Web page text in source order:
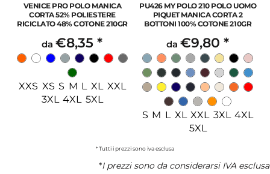
VENICE PRO POLO MANICA
CORTA 52% POLIESTERE
RICICLATO 48% COTONE 210GR
da€8,35*
XXS XS S M L XL XXL
3XL 4XL 5XL
PU426 MY POLO 210 POLO UOMO
PIQUET MANICA CORTA 2
BOTTONI 100% COTONE 210GR
da€9,80*
S M L XL XXL 3XL 4XL
5XL
* Tutti i prezzi sono iva esclusa
*I prezzi sono da considerarsi IVA esclusa